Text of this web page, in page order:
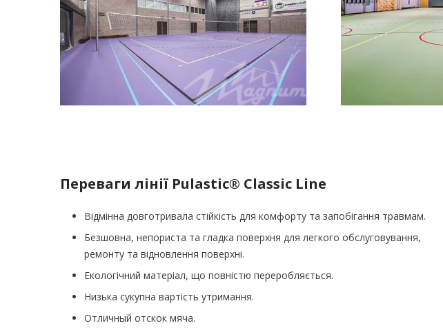
Переваги лінії Pulastic® Classic Line
Відмінна довготривала стійкість для комфорту та запобігання травмам.
Безшовна, непориста та гладка поверхня для легкого обслуговування,
ремонту та відновлення поверхні.
Екологічний матеріал, що повністю переробляється.
Низька сукупна вартість утримання.
Отличный отскок мяча.